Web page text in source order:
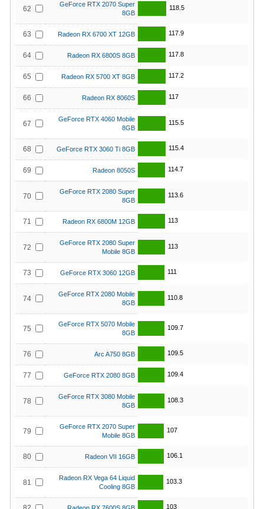
62
GeForce RTX 2070 Super
8GB
118.5
63 Radeon RX 6700 XT 12GB 117.9
64 Radeon RX 6800S 8GB 117.8
65 Radeon RX 5700 XT 8GB 117.2
66 Radeon RX 8060S 117
67
GeForce RTX 4060 Mobile
8GB
115.5
68 GeForce RTX 3060 Ti 8GB 115.4
69 Radeon 8050S 114.7
70
GeForce RTX 2080 Super
8GB
113.6
71 Radeon RX 6800M 12GB 113
72
GeForce RTX 2080 Super
Mobile 8GB
113
73 GeForce RTX 3060 12GB 111
74
GeForce RTX 2080 Mobile
8GB
110.8
75
GeForce RTX 5070 Mobile
8GB
109.7
76 Arc A750 8GB 109.5
77 GeForce RTX 2080 8GB 109.4
78
GeForce RTX 3080 Mobile
8GB
108.3
79
GeForce RTX 2070 Super
Mobile 8GB
107
80 Radeon VII 16GB 106.1
81
Radeon RX Vega 64 Liquid
Cooling 8GB
103.3
103